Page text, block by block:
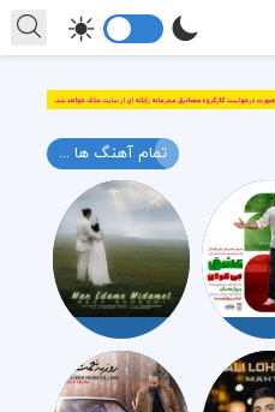
تمام آهنگ ها ...